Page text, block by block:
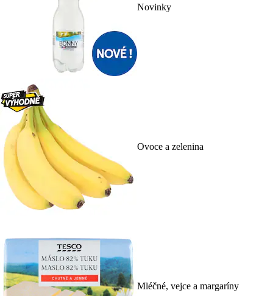
Novinky
Ovoce a zelenina
Mléčné, vejce a margaríny